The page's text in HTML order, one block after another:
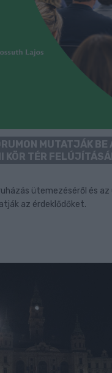
MUTATJÁK BE
KÖR TÉR
ütemezéséről és az
az érdeklődőket.